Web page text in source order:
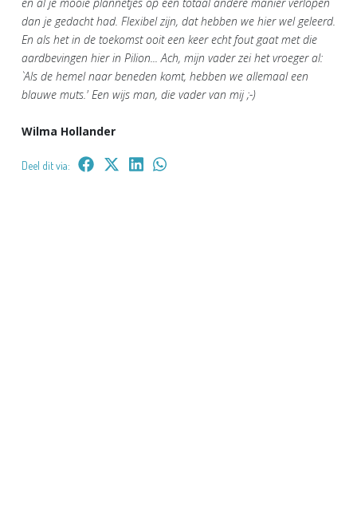
dan je gedacht had. Flexibel zijn, dat hebben we hier wel geleerd.
En als het in de toekomst ooit een keer echt fout gaat met die
aardbevingen hier in Pilion... Ach, mijn vader zei het vroeger al:
`Als de hemel naar beneden komt, hebben we allemaal een
blauwe muts.' Een wijs man, die vader van mij ;-)
Wilma Hollander
Deel dit via: